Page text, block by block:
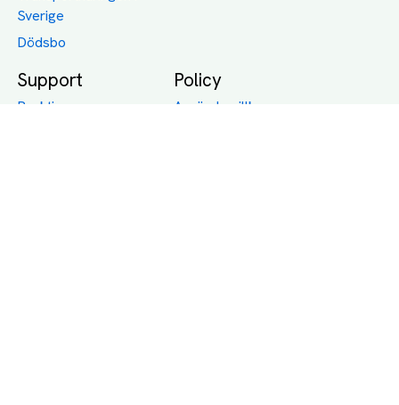
Sverige
Dödsbo
Support
Packtips
Policy
Användarvillkor